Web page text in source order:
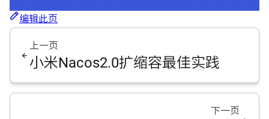
编辑此页
上一页
小米Nacos2.0扩缩容最佳实践
下一页